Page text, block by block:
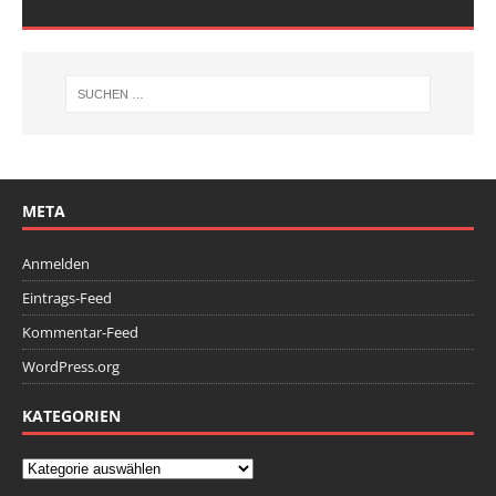
META
Anmelden
Eintrags-Feed
Kommentar-Feed
WordPress.org
KATEGORIEN